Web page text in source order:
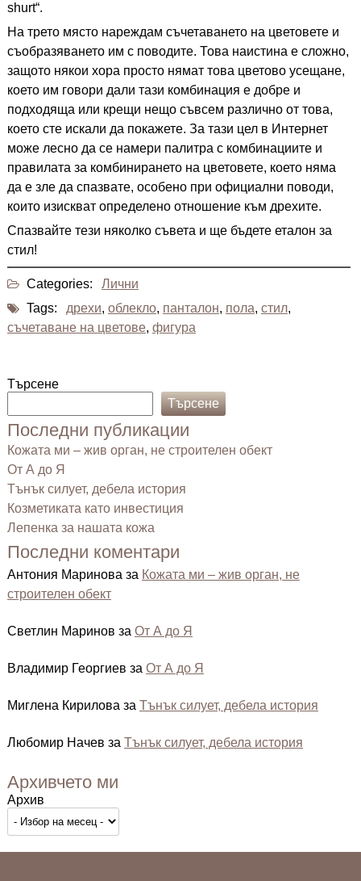
shurt“.
На трето място нареждам съчетаването на цветовете и
съобразяването им с поводите. Това наистина е сложно,
защото някои хора просто нямат това цветово усещане,
което им говори дали тази комбинация е добре и
подходяща или крещи нещо съвсем различно от това,
което сте искали да покажете. За тази цел в Интернет
може лесно да се намери палитра с комбинациите и
правилата за комбинирането на цветовете, което няма
да е зле да спазвате, особено при официални поводи,
които изискват определено отношение към дрехите.
Спазвайте тези няколко съвета и ще бъдете еталон за
стил!
Categories:
Лични
Tags:
дрехи, облекло, панталон, пола, стил,
съчетаване на цветове, фигура
Търсене
Търсене
Последни публикации
Кожата ми – жив орган, не строителен обект
От А до Я
Тънък силует, дебела история
Козметиката като инвестиция
Лепенка за нашата кожа
Последни коментари
Антония Маринова за Кожата ми – жив орган, не
строителен обект
Светлин Маринов за От А до Я
Владимир Георгиев за От А до Я
Миглена Кирилова за Тънък силует, дебела история
Любомир Начев за Тънък силует, дебела история
Архивчето ми
Архив